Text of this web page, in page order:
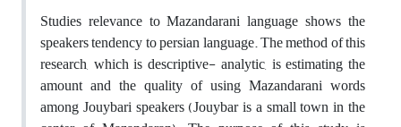
Studies relevance to Mazandarani language shows the
speakers tendency to persian language. The method of this
research, which is descriptive- analytic, is estimating the
amount and the quality of using Mazandarani words
among Jouybari speakers (Jouybar is a small town in the